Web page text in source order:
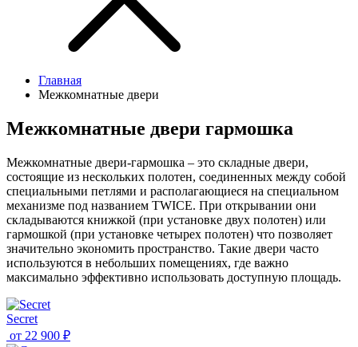
Главная
Межкомнатные двери
Межкомнатные двери гармошка
Межкомнатные двери-гармошка – это складные двери,
состоящие из нескольких полотен, соединенных между собой
специальными петлями и располагающиеся на специальном
механизме под названием TWICE. При открывании они
складываются книжкой (при установке двух полотен) или
гармошкой (при установке четырех полотен) что позволяет
значительно экономить пространство. Такие двери часто
используются в небольших помещениях, где важно
максимально эффективно использовать доступную площадь.
Secret
от 22 900 ₽